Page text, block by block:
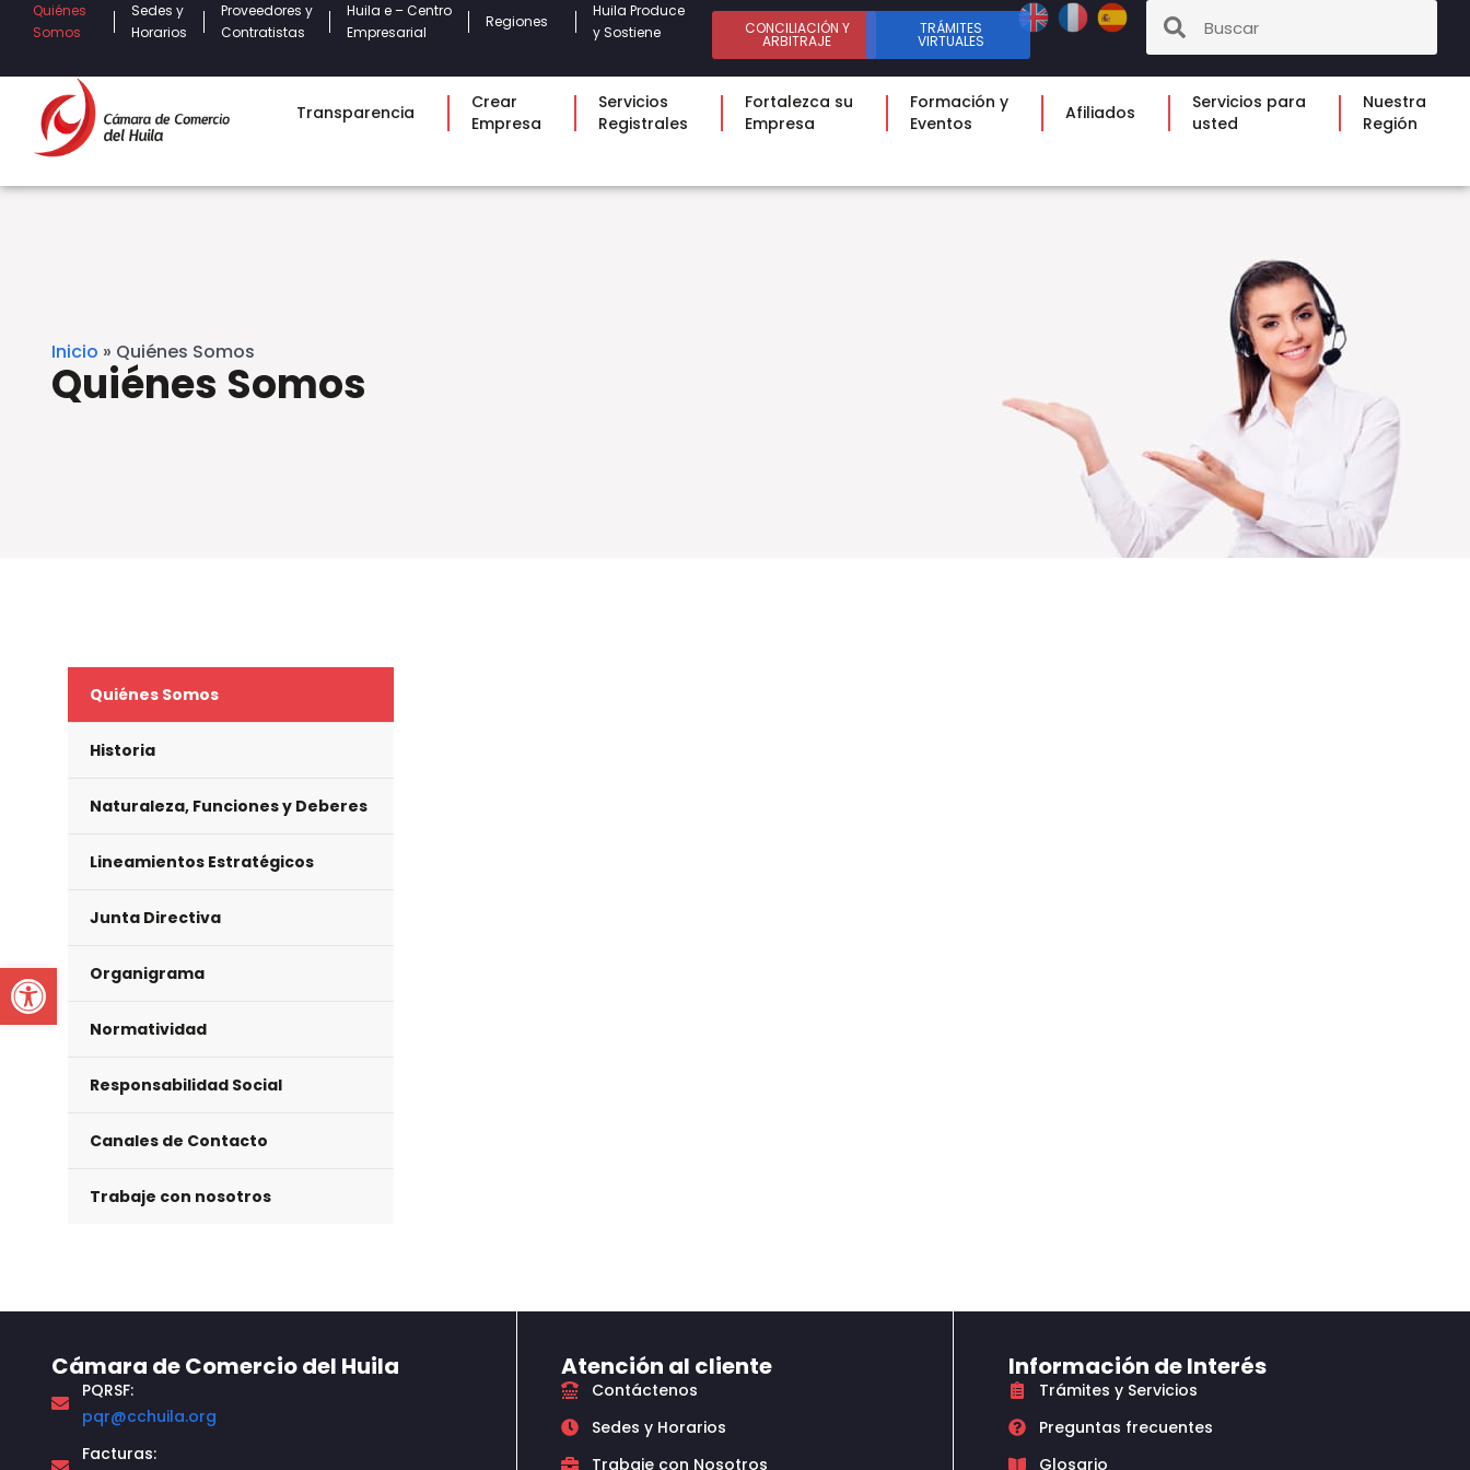
Open toolbar
Quiénes
Somos
Sedes y
Horarios
Proveedores y
Contratistas
Huila e – Centro
Empresarial
Regiones
Huila Produce
y Sostiene
CONCILIACIÓN Y
ARBITRAJE
TRÁMITES
VIRTUALES
Transparencia
Crear
Empresa
Servicios
Registrales
Fortalezca su
Empresa
Formación y
Eventos
Afiliados
Servicios para
usted
Nuestra
Región
Inicio » Quiénes Somos
Quiénes Somos
Quiénes Somos
Historia
Naturaleza, Funciones y Deberes
Lineamientos Estratégicos
Junta Directiva
Organigrama
Normatividad
Responsabilidad Social
Canales de Contacto
Trabaje con nosotros
Cámara de Comercio del Huila
PQRSF:
pqr@cchuila.org
Facturas:
Atención al cliente
Contáctenos
Sedes y Horarios
Trabaje con Nosotros
Información de Interés
Trámites y Servicios
Preguntas frecuentes
Glosario